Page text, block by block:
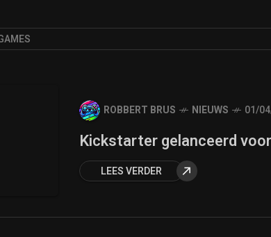
ROBBERT BRUS NIEUWS 01/
Kickstarter gelanceerd
LEES VERDER